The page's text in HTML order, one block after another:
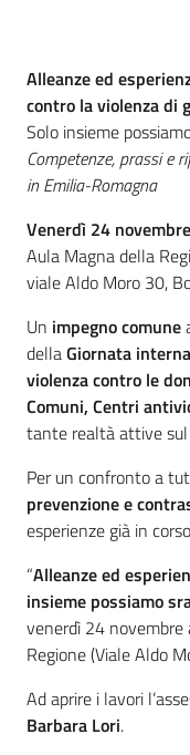
Introduzione
Alleanze ed
contro la violenza di
Solo insieme
Competenze, prassi e
in Emilia-Romagna
Venerdì 24
Aula Magna della
viale Aldo Moro 30,
Un impegno comune
dellaGiornata
violenza contro le
Comuni, Centri
tante realtà attive
Per un confronto a
prevenzione e
esperienze già in
“Alleanze ed
insieme possiamo
venerdì 24 novembre
Regione (Viale Aldo
Ad aprire i lavori
Barbara Lori.